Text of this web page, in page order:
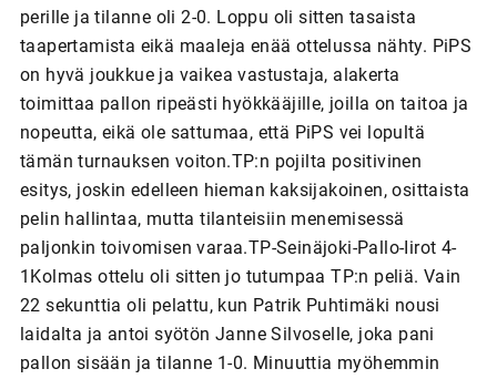
perille ja tilanne oli 2-0. Loppu oli sitten tasaista
taapertamista eikä maaleja enää ottelussa nähty. PiPS
on hyvä joukkue ja vaikea vastustaja, alakerta
toimittaa pallon ripeästi hyökkääjille, joilla on taitoa ja
nopeutta, eikä ole sattumaa, että PiPS vei lopultä
tämän turnauksen voiton.TP:n pojilta positivinen
esitys, joskin edelleen hieman kaksijakoinen, osittaista
pelin hallintaa, mutta tilanteisiin menemisessä
paljonkin toivomisen varaa.TP-Seinäjoki-Pallo-Iirot 4-
1Kolmas ottelu oli sitten jo tutumpaa TP:n peliä. Vain
22 sekunttia oli pelattu, kun Patrik Puhtimäki nousi
laidalta ja antoi syötön Janne Silvoselle, joka pani
pallon sisään ja tilanne 1-0. Minuuttia myöhemmin